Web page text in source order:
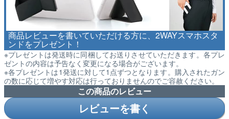
商品レビューを書いていただける方に、2WAYスマホスタ
ンドをプレゼント！
※プレゼントは発送時に同梱してお送りさせていただきます。各プレ
ゼントの内容は予告なく変更になる場合がございます。
※各プレゼントは1発送に対して1点ずつとなります。購入されたガン
の数に応じて増やす対応は行っておりませんのでご容赦ください。
この商品のレビュー
レビューを書く